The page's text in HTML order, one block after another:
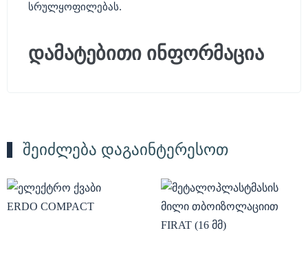
სრულყოფილებას.
დამატებითი ინფორმაცია
შეიძლება დაგაინტერესოთ